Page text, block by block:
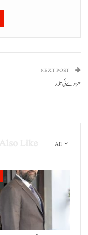
NEXT POST
هڑدے ئی تلار
All